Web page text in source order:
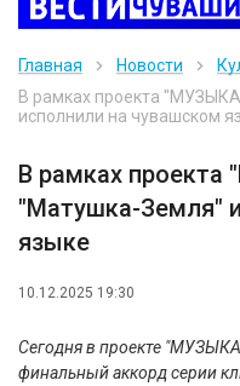
Главная Новости
В рамках проекта
исполнили на чувашском
В рамках
"Матушка-Земля"
языке
10.12.2025 19:30
Сегодня в проекте
финальный аккорд серии